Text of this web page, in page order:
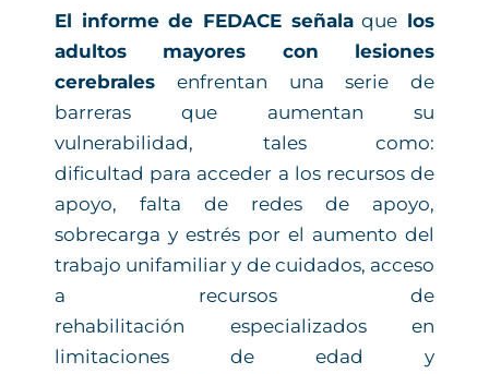
El informe de FEDACE señalaque los
adultos mayores con lesiones
cerebrales enfrentan una serie de
barreras que aumentan su
vulnerabilidad, tales como:
dificultad para acceder a los recursos de
apoyo, falta de redes de apoyo,
sobrecarga y estrés por el aumento del
trabajo unifamiliar y de cuidados, acceso
a recursos de
rehabilitación especializados en
limitaciones de edad y